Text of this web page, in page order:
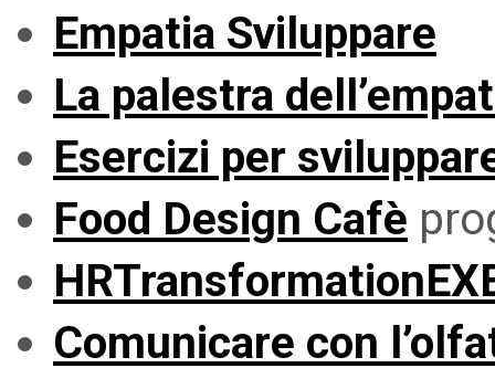
Empatia Sviluppare
La palestra
Esercizi per
Food Design Cafè
Comunicare con